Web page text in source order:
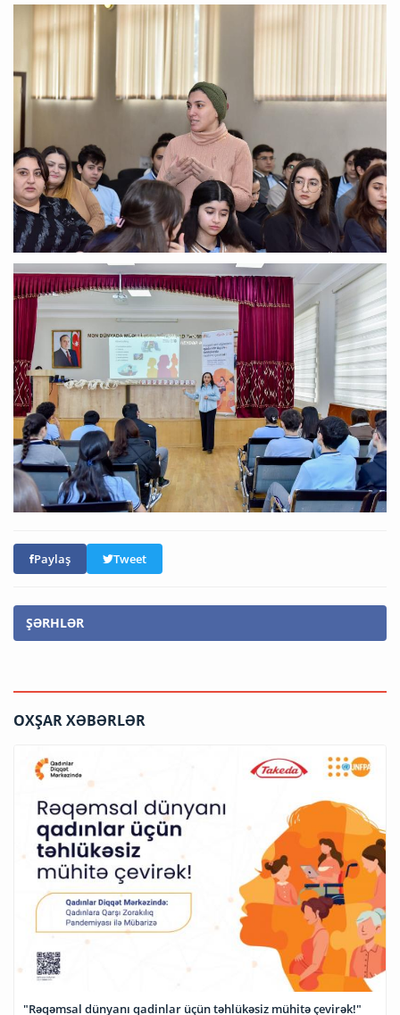
Paylaş Tweet
ŞƏRHLƏR
OXŞAR XƏBƏRLƏR
"Rəqəmsal dünyanı qadinlar üçün təhlükəsiz mühitə çevirək!"